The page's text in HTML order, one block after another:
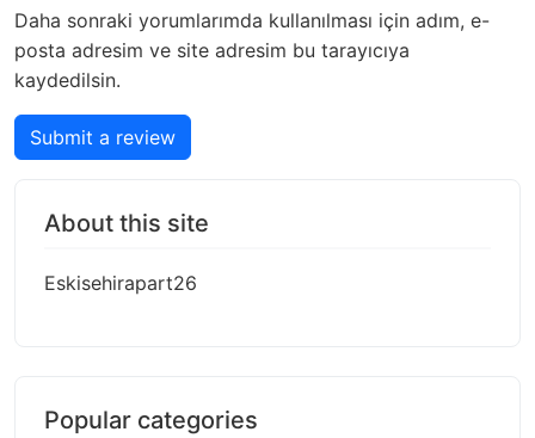
Daha sonraki yorumlarımda kullanılması için adım, e-
posta adresim ve site adresim bu tarayıcıya
kaydedilsin.
Submit a review
About this site
Eskisehirapart26
Popular categories